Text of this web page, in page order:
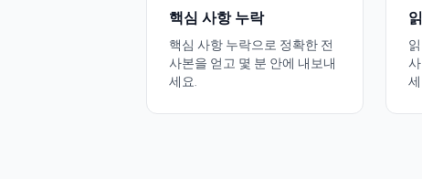
핵심 사항 누락
핵심 사항 누락으로 정확한 전
사본을 얻고 몇 분 안에 내보내
세요.